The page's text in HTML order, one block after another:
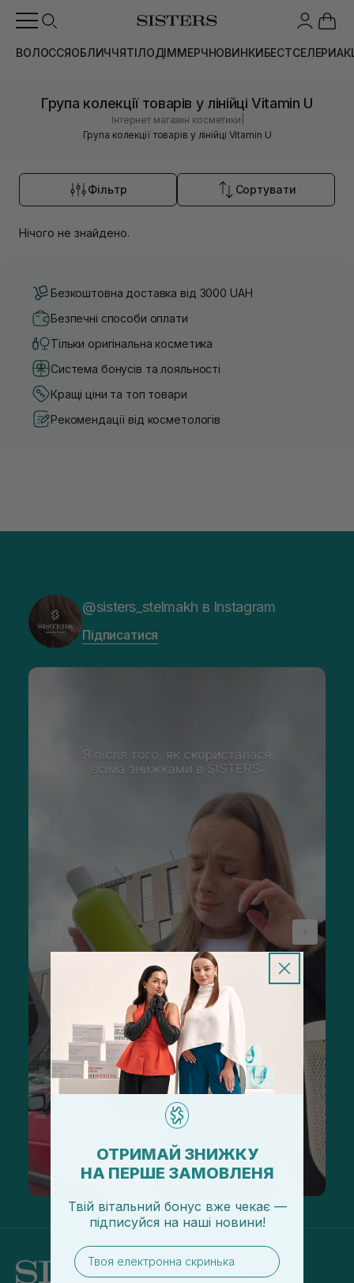
ВОЛОССЯОБЛИЧЧЯТІЛОДІММЕРЧНОВИНКИБЕСТСЕЛЕРИ
Група колекції товарів у лінійці Vitamin U
Інтернет магазин косметики
Група колекції товарів у лінійці Vitamin U
Фільтр Сортувати
Нічого не знайдено.
Безкоштовна доставка від 3000 UAH
Безпечні способи оплати
Тільки оригінальна косметика
Система бонусів та лояльності
Кращі ціни та топ товари
Рекомендації від косметологів
@sisters_stelmakh в Instagram
Підписатися
ОТРИМАЙ ЗНИЖКУ
НА ПЕРШЕ ЗАМОВЛЕНЯ
Твій вітальний бонус вже чекає —
підписуйся на наші новини!
email